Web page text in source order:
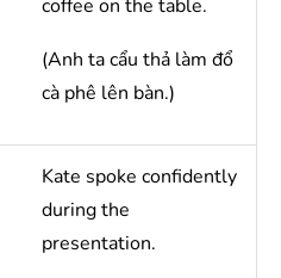
coffee on the table.
(Anh ta cẩu thả làm đổ
cà phê lên bàn.)
Kate spoke confidently
during the
presentation.